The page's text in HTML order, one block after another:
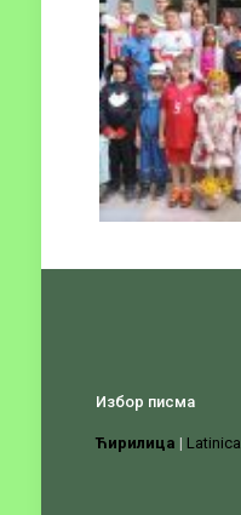
Избор писма
Ћирилица | Latinica